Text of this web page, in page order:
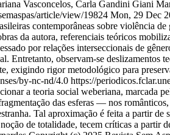
Vasconcelos, Carla Gandini Giani
article/view/19824 Mon, 29 Dec
contemporâneas sobre violência
da autora, referenciais teóricos
por relações interseccionais de
Entretanto, observam-se
exigindo rigor metodológico para
by-nc-nd/4.0 https://
a teoria social weberiana, marcada
das esferas — nos
Tal aproximação é feita a partir de
de totalidade, tecem críticas a partir